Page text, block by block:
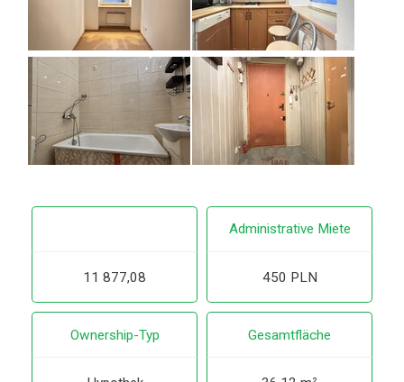
11 877,08
Administrative Miete
450 PLN
Ownership-Typ Gesamtfläche